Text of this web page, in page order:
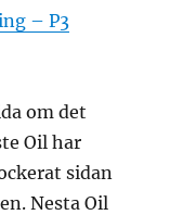
– P3
om det
Oil har
sidan
Nesta Oil